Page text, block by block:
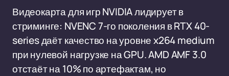
Видеокарта для игр NVIDIA лидирует в
стриминге: NVENC 7-го поколения в RTX 40-
series даёт качество на уровне x264 medium
при нулевой нагрузке на GPU. AMD AMF 3.0
отстаёт на 10% по артефактам, но